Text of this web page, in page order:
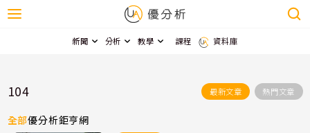
新聞 分析 教學 課程 資料庫
104 最新文章 熱門文章
全部優分析鉅亨網